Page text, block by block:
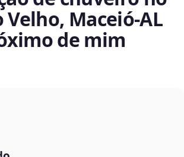
Velho, Maceió‑AL
de mim